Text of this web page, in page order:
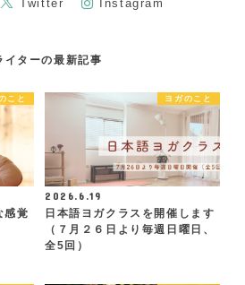
Twitter Instagram
イターの最新記事
こと
感覚
ヨガのこと
2026.6.19
日本語ヨガクラスを開催します
（７月２６日より毎週日曜日、
全5回）